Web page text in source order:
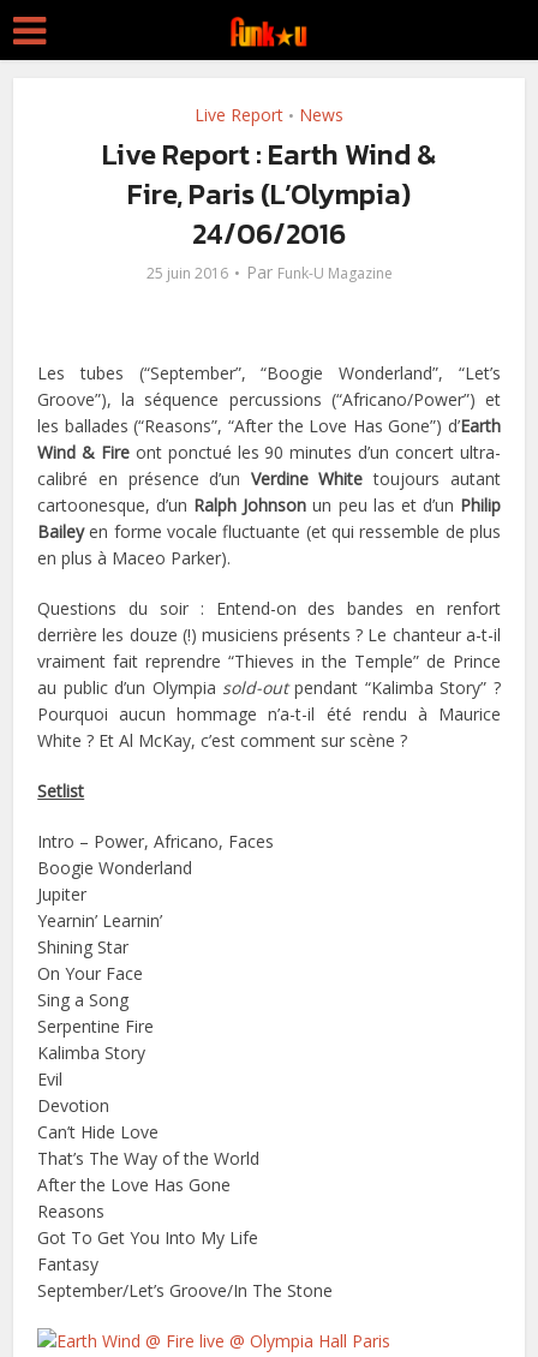
Live Report • News
Live Report : Earth Wind &
Fire, Paris (L’Olympia)
24/06/2016
25 juin 2016 Par Funk-U Magazine
Les tubes (“September”, “Boogie Wonderland”, “Let’s
Groove”), la séquence percussions (“Africano/Power”) et
les ballades (“Reasons”, “After the Love Has Gone”) d’Earth
Wind & Fireont ponctué les 90 minutes d’un concert ultra-
calibré en présence d’un Verdine White toujours autant
cartoonesque, d’un Ralph Johnson un peu las et d’un Philip
Baileyen forme vocale fluctuante (et qui ressemble de plus
en plus à Maceo Parker).
Questions du soir : Entend-on des bandes en renfort
derrière les douze (!) musiciens présents ? Le chanteur a-t-il
vraiment fait reprendre “Thieves in the Temple” de Prince
au public d’un Olympia sold-outpendant “Kalimba Story” ?
Pourquoi aucun hommage n’a-t-il été rendu à Maurice
White ? Et Al McKay, c’est comment sur scène ?
Setlist
Intro – Power, Africano, Faces
Boogie Wonderland
Jupiter
Yearnin’ Learnin’
Shining Star
On Your Face
Sing a Song
Serpentine Fire
Kalimba Story
Evil
Devotion
Can’t Hide Love
That’s The Way of the World
After the Love Has Gone
Reasons
Got To Get You Into My Life
Fantasy
September/Let’s Groove/In The Stone